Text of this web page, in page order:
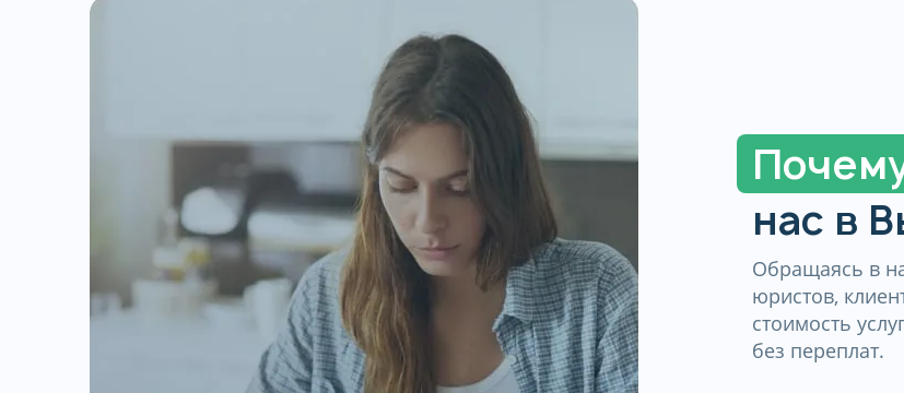
нас в
Обращаясь в
юристов,
стоимость
без переплат.